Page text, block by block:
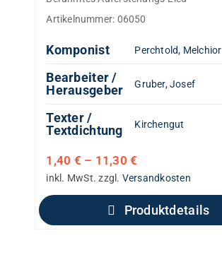
Artikelnummer: 06050
Komponist Perchtold, Melchior
Bearbeiter /
Herausgeber
Gruber, Josef
Texter /
Textdichtung
Kirchengut
1,40 € – 11,30€
inkl. MwSt. zzgl. Versandkosten
Produktdetails